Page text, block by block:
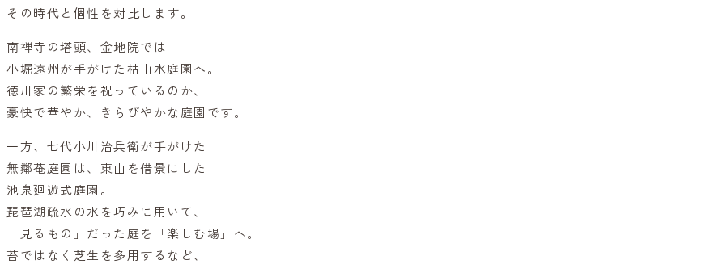
その時代と個性を対比します。
南禅寺の塔頭、金地院では
小堀遠州が手がけた枯山水庭園へ。
徳川家の繁栄を祝っているのか、
豪快で華やか、きらびやかな庭園です。
一方、七代小川治兵衛が手がけた
無鄰菴庭園は、東山を借景にした
池泉廻遊式庭園。
琵琶湖疏水の水を巧みに用いて、
「見るもの」だった庭を「楽しむ場」へ。
苔ではなく芝生を多用するなど、